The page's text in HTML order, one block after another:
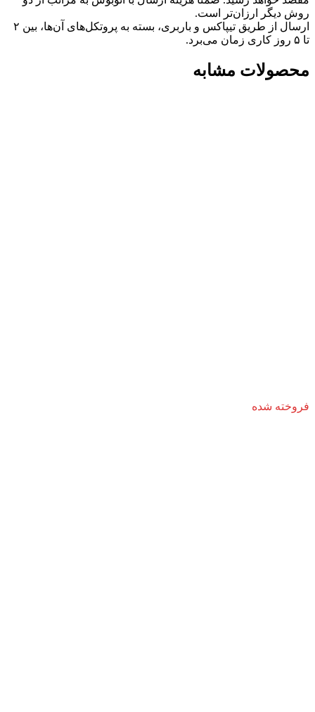
روش دیگر ارزان‌تر است.
ارسال از طریق تیپاکس و باربری، بسته به پروتکل‌های آن‌ها، بین ۲
تا ۵ روز کاری زمان می‌برد.
محصولات مشابه
فروخته شده